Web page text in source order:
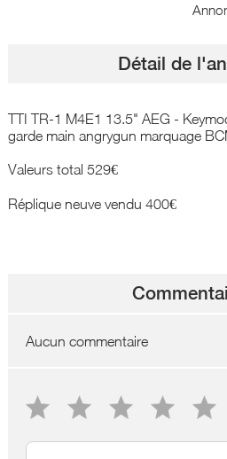
Détail de
TTI TR-1 M4E1 13.5" AEG -
garde main angrygun marquage
Valeurs total 529€
Réplique neuve vendu 400€
Aucun commentaire